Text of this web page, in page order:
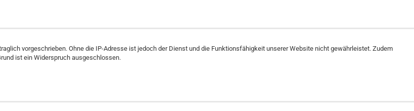
vorgeschrieben. Ohne die IP-Adresse ist jedoch der Dienst und die Funktionsfähigkeit unserer Website nicht gewährleistet. Zudem
ist ein Widerspruch ausgeschlossen.